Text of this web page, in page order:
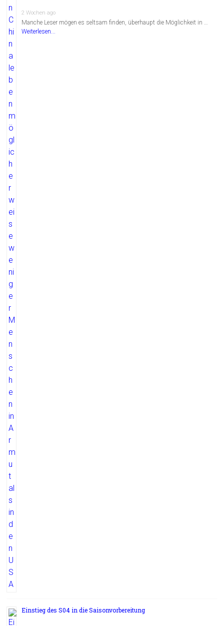
2 Wochen ago
Manche Leser mögen es seltsam finden, überhaupt die Möglichkeit in …
Weiterlesen...
Einstieg des S04 in die Saisonvorbereitung